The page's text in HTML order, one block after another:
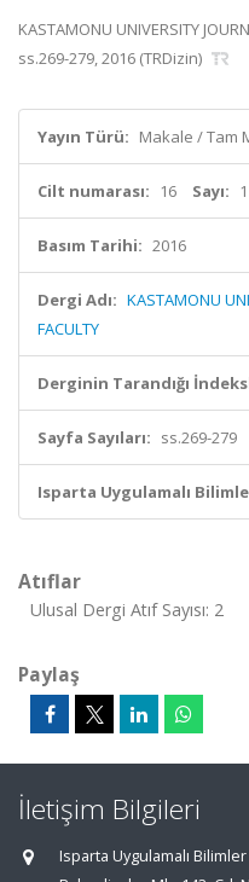
KASTAMONU UNIVERSITY
ss.269-279, 2016 (TRDizin)
Yayın Türü: Makale / Tam
Cilt numarası: 16 Sayı: 1
Basım Tarihi: 2016
Dergi Adı: KASTAMONU
FACULTY
Derginin Tarandığı
Sayfa Sayıları: ss.269-279
Isparta Uygulamalı
Atıflar
Ulusal Dergi Atıf Sayısı: 2
Paylaş
İletişim Bilgileri
Isparta Uygulamalı